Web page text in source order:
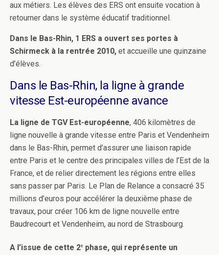
aux métiers. Les élèves des ERS ont ensuite vocation à
retourner dans le système éducatif traditionnel.
Dans le Bas-Rhin, 1 ERS a ouvert ses portes à
Schirmeck à la rentrée 2010, et accueille une quinzaine
d’élèves.
Dans le Bas-Rhin, la ligne à grande
vitesse Est-européenne avance
La ligne de TGV Est-européenne, 406 kilomètres de
ligne nouvelle à grande vitesse entre Paris et Vendenheim
dans le Bas-Rhin, permet d’assurer une liaison rapide
entre Paris et le centre des principales villes de l’Est de la
France, et de relier directement les régions entre elles
sans passer par Paris. Le Plan de Relance a consacré 35
millions d’euros pour accélérer la deuxième phase de
travaux, pour créer 106 km de ligne nouvelle entre
Baudrecourt et Vendenheim, au nord de Strasbourg.
A l’issue de cette 2e phase, qui représente un